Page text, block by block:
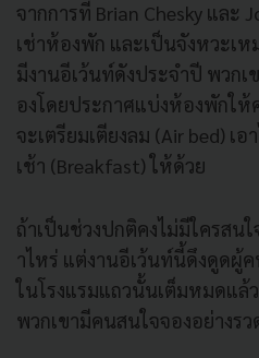
จากการที่ Brian Chesky และ
เช่าห้องพัก และเป็นจังหวะเ
มีงานอีเว้นท์ดังประจำปี พวกเ
องโดยประกาศแบ่งห้องพักให้
จะเตรียมเตียงลม (Air bed) เ
เช้า (Breakfast) ให้ด้วย
ถ้าเป็นช่วงปกติคงไม่มีใครสน
าไหร่ แต่งานอีเว้นท์นี้ดึงดูดผู้
ในโรงแรมแถวนั้นเต็มหมดแล้
พวกเขามีคนสนใจจองอย่างรว